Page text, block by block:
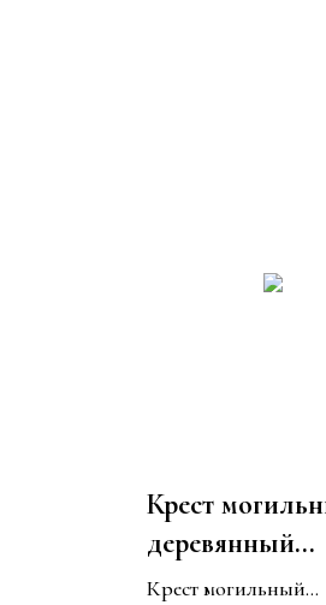
Крест
деревянный
"Фигурный с
Крест могильный